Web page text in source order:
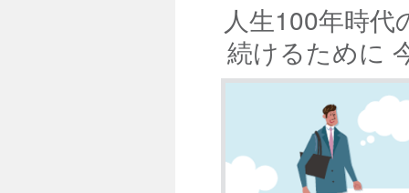
人生100年時
続けるために